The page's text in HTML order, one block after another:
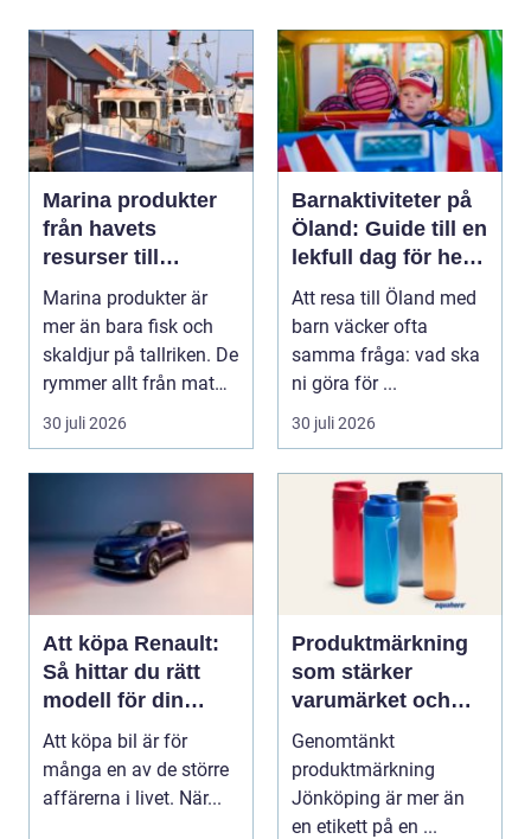
Marina produkter
från havets
resurser till
hållbara
upplevelser
Marina produkter är
mer än bara fisk och
skaldjur på tallriken. De
rymmer allt från mat
och hälsa ti...
30 juli 2026
Barnaktiviteter på
Öland: Guide till en
lekfull dag för hela
familjen
Att resa till Öland med
barn väcker ofta
samma fråga: vad ska
ni göra för ...
30 juli 2026
Att köpa Renault:
Så hittar du rätt
modell för din
vardag
Att köpa bil är för
många en av de större
affärerna i livet. När...
Produktmärkning
som stärker
varumärket och
förenklar vardagen
Genomtänkt
produktmärkning
Jönköping är mer än
en etikett på en ...